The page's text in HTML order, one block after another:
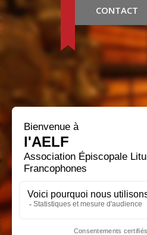
CONTACT